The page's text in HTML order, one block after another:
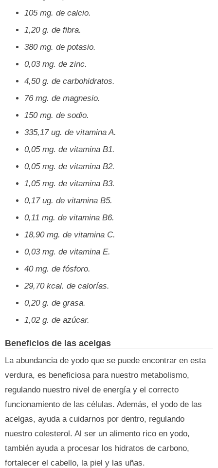
105 mg. de calcio.
1,20 g. de fibra.
380 mg. de potasio.
0,03 mg. de zinc.
4,50 g. de carbohidratos.
76 mg. de magnesio.
150 mg. de sodio.
335,17 ug. de vitamina A.
0,05 mg. de vitamina B1.
0,05 mg. de vitamina B2.
1,05 mg. de vitamina B3.
0,17 ug. de vitamina B5.
0,11 mg. de vitamina B6.
18,90 mg. de vitamina C.
0,03 mg. de vitamina E.
40 mg. de fósforo.
29,70 kcal. de calorías.
0,20 g. de grasa.
1,02 g. de azúcar.
Beneficios de las acelgas
La abundancia de yodo que se puede encontrar en esta
verdura, es beneficiosa para nuestro metabolismo,
regulando nuestro nivel de energía y el correcto
funcionamiento de las células. Además, el yodo de las
acelgas, ayuda a cuidarnos por dentro, regulando
nuestro colesterol. Al ser un alimento rico en yodo,
también ayuda a procesar los hidratos de carbono,
fortalecer el cabello, la piel y las uñas.